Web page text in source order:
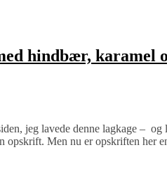
hindbær, karamel
jeg lavede denne lagkage – og
opskrift. Men nu er opskriften her